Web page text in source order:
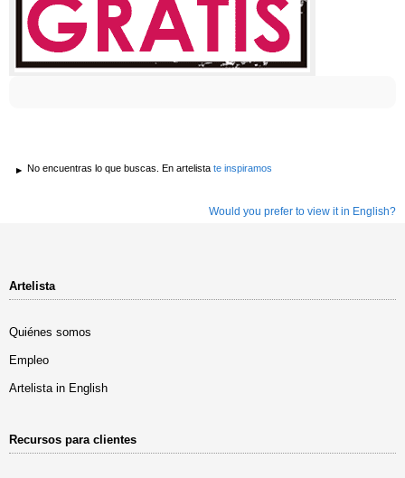
No encuentras lo que buscas. En artelista te inspiramos
Would you prefer to view it in English?
Artelista
Quiénes somos
Empleo
Artelista in English
Recursos para clientes